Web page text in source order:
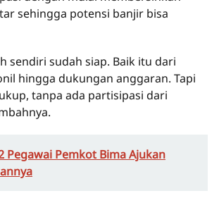
sehingga potensi banjir bisa
sendiri sudah siap. Baik itu dari
hingga dukungan anggaran. Tapi
tanpa ada partisipasi dari
Pegawai Pemkot Bima Ajukan